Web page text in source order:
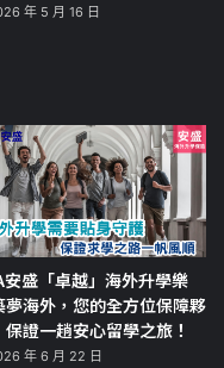
年 5 月 16 日
安盛「卓越」海外升學樂
夢海外，您的全方位保障夥
保證一趟安心留學之旅！
年 6 月 22 日